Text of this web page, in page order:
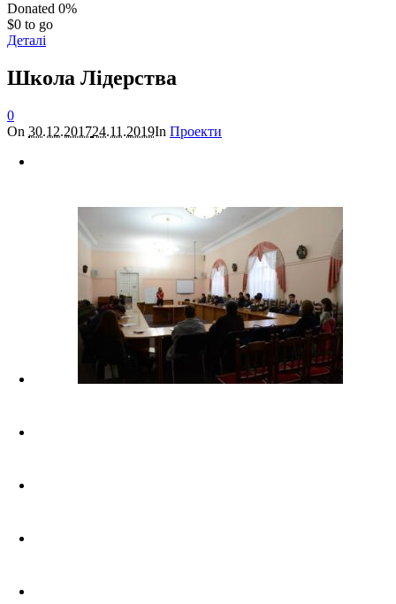
Donated 0%
$0 to go
Деталі
Школа Лідерства
0
On 30.12.201724.11.2019In Проекти